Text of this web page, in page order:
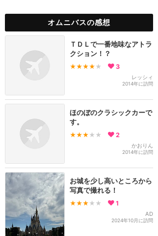
オムニバスの感想
ＴＤＬで一番地味なアトラ
クション！？
★★★★ ★ 3
レッシィ
2014年に訪問
ほのぼのクラシックカーで
す。
★★★ ★★ 2
かおりん
2014年に訪問
お城を少し高いところから
写真で撮れる！
★★★ ★★ 1
AD
2024年10月に訪問